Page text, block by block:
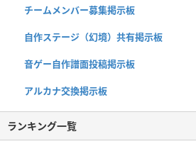
チームメンバー募集掲示板
自作ステージ（幻境）共有掲示板
音ゲー自作譜面投稿掲示板
アルカナ交換掲示板
ランキング一覧